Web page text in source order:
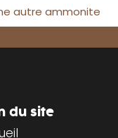
autre ammonite
du site